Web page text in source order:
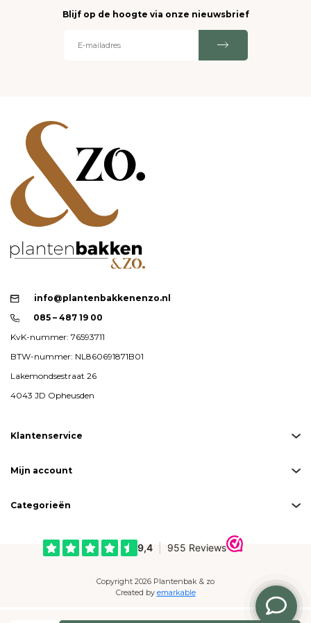
Blijf op de hoogte via onze nieuwsbrief
info@plantenbakkenenzo.nl
085 – 487 19 00
KvK-nummer: 76593711
BTW-nummer: NL860691871B01
Lakemondsestraat 26
4043 JD Opheusden
Klantenservice
Mijn account
Categorieën
Copyright 2026 Plantenbak & zo
Created by emarkable